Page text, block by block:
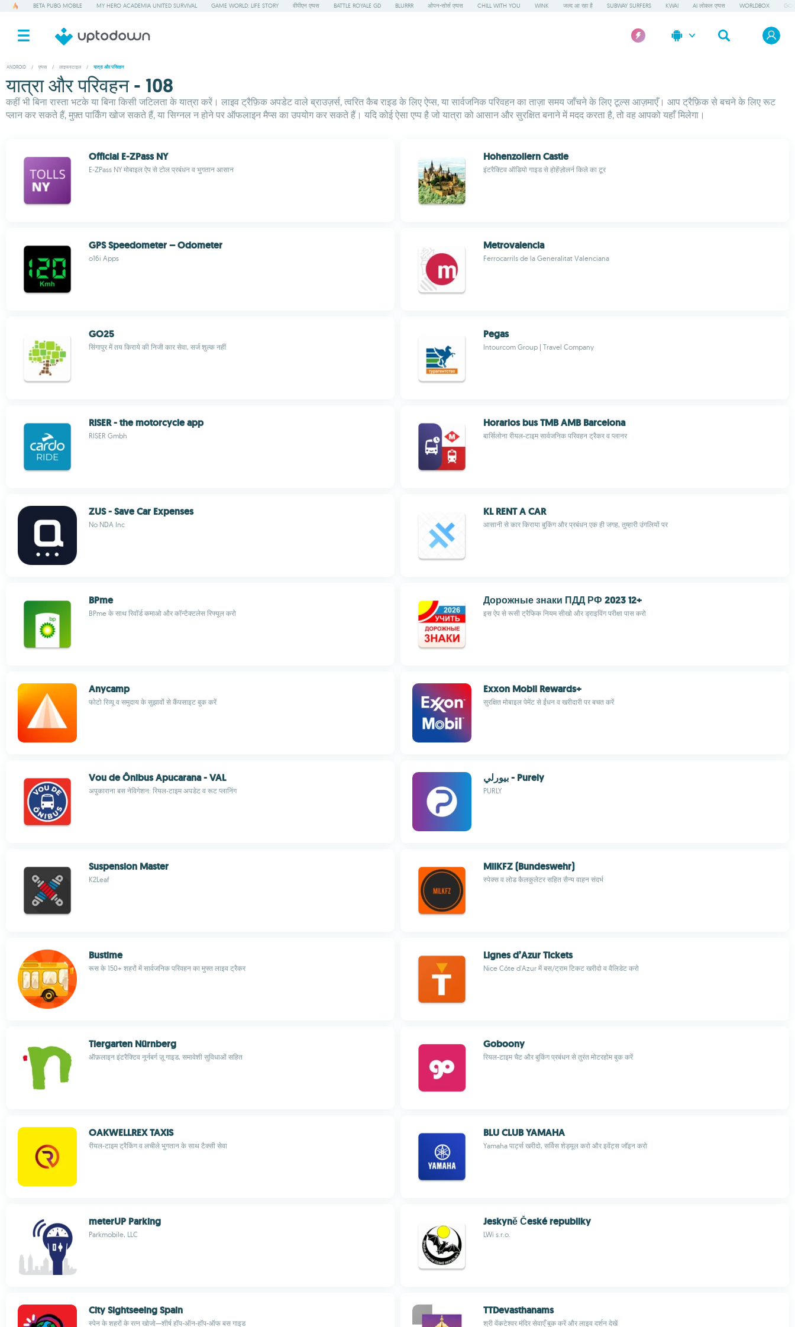
BETA PUBG MOBILE MY HERO ACADEMIA UNITED SURVIVAL GAME WORLD: LIFE STORY वीपीएन एप्पस BATTLE ROYALE GD BLURRR ओपन-सोर्स एप्पस CHILL WITH YOU WINK जल्द आ रहा है SUBWAY SURFERS KWAI AI लोकल एप्पस WORLDBOX
ANDROID / एप्पस / लाइफस्टाइल / यात्रा और परिवहन
यात्रा और परिवहन - 108
कहीं भी बिना रास्ता भटके या बिना किसी जटिलता के यात्रा करें। लाइव ट्रैफ़िक अपडेट वाले ब्राउज़र्स, त्वरित कैब राइड के लिए ऐप्स, या सार्वजनिक परिवहन का ताज़ा समय जाँचने के लिए टूल्स आज़माएँ। आप ट्रैफ़िक से बचने के लिए रूट
प्लान कर सकते हैं, मुफ़्त पार्किंग खोज सकते हैं, या सिग्नल न होने पर ऑफलाइन मैप्स का उपयोग कर सकते हैं। यदि कोई ऐसा एप्प है जो यात्रा को आसान और सुरक्षित बनाने में मदद करता है, तो वह आपको यहाँ मिलेगा।
Official E-ZPass NY
E-ZPass NY मोबाइल ऐप से टोल प्रबंधन व भुगतान आसान
Hohenzollern Castle
इंटरैक्टिव ऑडियो गाइड से होहेंज़ोलर्न किले का टूर
GPS Speedometer – Odometer
o16i Apps
Metrovalencia
Ferrocarrils de la Generalitat Valenciana
GO25
सिंगापुर में तय किराये की निजी कार सेवा, सर्ज शुल्क नहीं
Pegas
Intourcom Group | Travel Company
RISER - the motorcycle app
RISER Gmbh
Horarios bus TMB AMB Barcelona
बार्सिलोना रीयल-टाइम सार्वजनिक परिवहन ट्रैकर व प्लानर
ZUS - Save Car Expenses
No NDA Inc
KL RENT A CAR
आसानी से कार किराया बुकिंग और प्रबंधन एक ही जगह, तुम्हारी उंगलियों पर
BPme
BPme के साथ रिवॉर्ड कमाओ और कॉन्टैक्टलेस रिफ्यूल करो
Дорожные знаки ПДД РФ 2023 12+
इस ऐप से रूसी ट्रैफिक नियम सीखो और ड्राइविंग परीक्षा पास करो
Anycamp
फोटो रिव्यू व समुदाय के सुझावों से कैंपसाइट बुक करें
Exxon Mobil Rewards+
सुरक्षित मोबाइल पेमेंट से ईंधन व खरीदारी पर बचत करें
Vou de Ônibus Apucarana - VAL
अपुकाराना बस नेविगेशन: रियल‑टाइम अपडेट व रूट प्लानिंग
بيورلي - Purely
PURLY
Suspension Master
K2Leaf
MilKFZ (Bundeswehr)
स्पेक्स व लोड कैलकुलेटर सहित सैन्य वाहन संदर्भ
Bustime
रूस के 150+ शहरों में सार्वजनिक परिवहन का मुफ्त लाइव ट्रैकर
Lignes d’Azur Tickets
Nice Côte d'Azur में बस/ट्राम टिकट खरीदो व वैलिडेट करो
Tiergarten Nürnberg
ऑफ़लाइन इंटरैक्टिव नूर्नबर्ग ज़ू गाइड, समावेशी सुविधाओं सहित
Goboony
रियल-टाइम चैट और बुकिंग प्रबंधन से तुरंत मोटरहोम बुक करें
OAKWELLREX TAXIS
रीयल-टाइम ट्रैकिंग व लचीले भुगतान के साथ टैक्सी सेवा
BLU CLUB YAMAHA
Yamaha पार्ट्स खरीदो, सर्विस शेड्यूल करो और इवेंट्स जॉइन करो
meterUP Parking
Parkmobile, LLC
Jeskyně České republiky
LWi s.r.o.
City Sightseeing Spain
स्पेन के शहरों के रत्न खोजो—शीर्ष हॉप-ऑन-हॉप-ऑफ बस गाइड
TTDevasthanams
श्री वेंकटेश्वर मंदिर सेवाएँ बुक करें और लाइव दर्शन देखें